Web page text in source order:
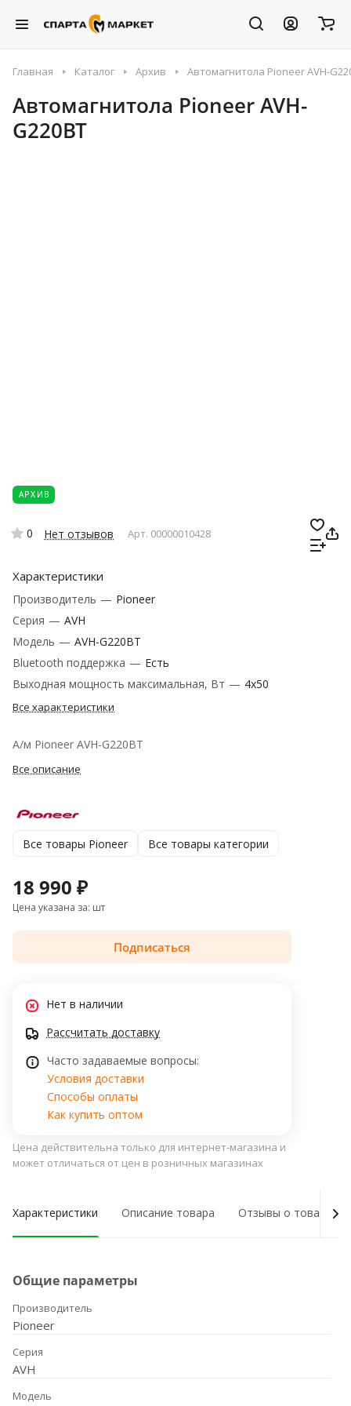
Главная Каталог Архив Автомагнитола Pioneer AVH-
Автомагнитола Pioneer AVH-
G220BT
АРХИВ
0 Нет отзывов Арт. 00000010428
Характеристики
Производитель — Pioneer
Серия — AVH
Модель — AVH-G220BT
Bluetooth поддержка — Есть
Выходная мощность максимальная, Вт — 4x50
Все характеристики
А/м Pioneer AVH-G220BT
Все описание
Все товары Pioneer Все товары категории
18 990 ₽
Цена указана за: шт
Подписаться
Нет в наличии
Рассчитать доставку
Часто задаваемые вопросы:
Условия доставки
Способы оплаты
Как купить оптом
Цена действительна только для интернет-магазина и
может отличаться от цен в розничных магазинах
Характеристики Описание товара Отзывы о товаре
Общие параметры
Производитель
Pioneer
Серия
AVH
Модель